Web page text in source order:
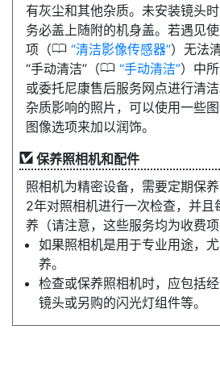
有灰尘和其他杂质。未安装镜头
务必盖上随附的机身盖。若遇见
项（0 清洁影像传感器 ）无法
“手动清洁”（0 手动清洁 ）中
或委托尼康售后服务网点进行清
杂质影响的照片，可以使用一些
图像选项来加以润饰。
保养照相机和配件
照相机为精密设备，需要定期保
2年对照相机进行一次检查，并
养（请注意，这些服务均为收费项
如果照相机是用于专业用途，
养。
检查或保养照相机时，应包括
镜头或另购的闪光灯组件等。